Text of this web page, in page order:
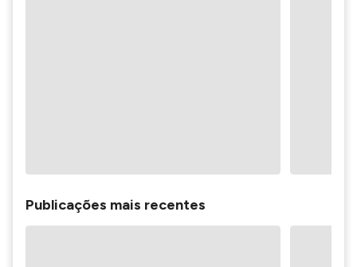
Publicações mais recentes